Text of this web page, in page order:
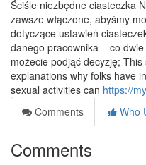
Ściśle niezbędne ciasteczka
zawsze włączone, abyśmy
dotyczące ustawień
danego pracownika – co
możecie podjąć decyzję;
explanations why folks have
sexual activities can https://
Comments
Who
Comments